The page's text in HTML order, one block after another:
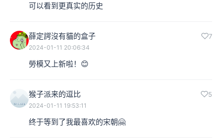
可以看到更真实的历史
薛定諤沒有貓的盒子 7
2024-01-11 20:06:34
勞模又上新啦！😊
猴子派来的逗比 5
2024-01-11 19:53:11
终于等到了我最喜欢的宋朝🤗